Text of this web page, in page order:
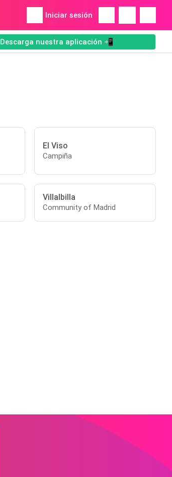
Iniciar sesión
Descarga nuestra aplicación 📲
El Viso
Campiña
Villalbilla
Community of Madrid